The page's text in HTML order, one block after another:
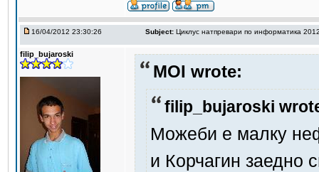
16/04/2012 23:30:26 Subject: Циклус натпревари по информатика
filip_bujaroski
MOI wrote:
filip_bujaroski
Можеби е малку
и Корчагин заедно